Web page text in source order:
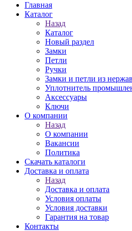
Главная
Каталог
Назад
Каталог
Новый раздел
Замки
Петли
Ручки
Замки и петли из
Уплотнитель
Аксессуары
Ключи
О компании
Назад
О компании
Вакансии
Политика
Скачать каталоги
Доставка и оплата
Назад
Доставка и оплата
Условия оплаты
Условия доставки
Гарантия на товар
Контакты